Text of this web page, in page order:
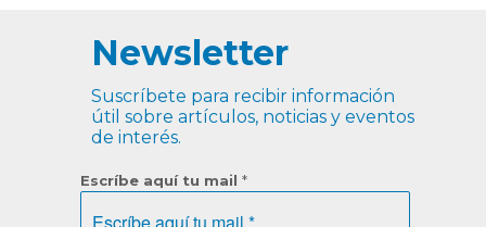
Newsletter
Suscríbete para recibir información
útil sobre artículos, noticias y eventos
de interés.
Escríbe aquí tu mail *